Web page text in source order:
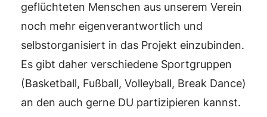
geflüchteten Menschen aus unserem Verein
noch mehr eigenverantwortlich und
selbstorganisiert in das Projekt einzubinden.
Es gibt daher verschiedene Sportgruppen
(Basketball, Fußball, Volleyball, Break Dance)
an den auch gerne DU partizipieren kannst.